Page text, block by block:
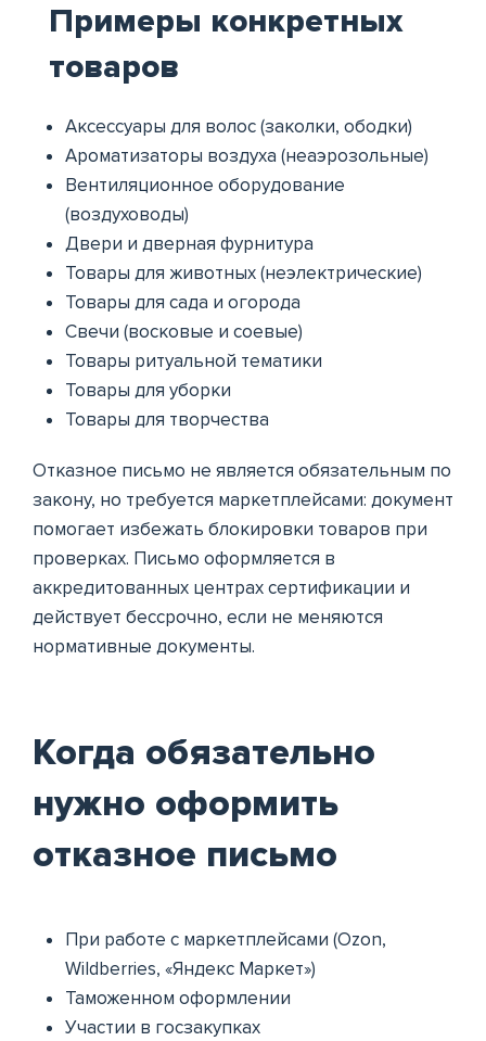
Примеры конкретных
товаров
Аксессуары для волос (заколки, ободки)
Ароматизаторы воздуха (неаэрозольные)
Вентиляционное оборудование
(воздуховоды)
Двери и дверная фурнитура
Товары для животных (неэлектрические)
Товары для сада и огорода
Свечи (восковые и соевые)
Товары ритуальной тематики
Товары для уборки
Товары для творчества
Отказное письмо не является обязательным по
закону, но требуется маркетплейсами: документ
помогает избежать блокировки товаров при
проверках. Письмо оформляется в
аккредитованных центрах сертификации и
действует бессрочно, если не меняются
нормативные документы.
Когда обязательно
нужно оформить
отказное письмо
При работе с маркетплейсами (Ozon,
Wildberries, «Яндекс Маркет»)
Таможенном оформлении
Участии в госзакупках